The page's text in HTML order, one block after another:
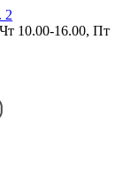
2
10.00-16.00, Пт